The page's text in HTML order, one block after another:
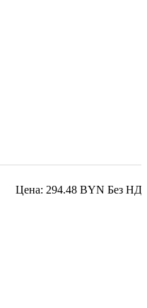
Цена: 294.48 BYN Без